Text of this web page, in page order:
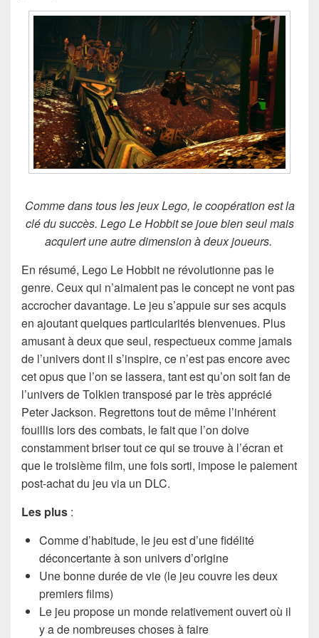
Comme dans tous les jeux Lego, le coopération est la
clé du succès. Lego Le Hobbit se joue bien seul mais
acquiert une autre dimension à deux joueurs.
En résumé, Lego Le Hobbit ne révolutionne pas le
genre. Ceux qui n’aimaient pas le concept ne vont pas
accrocher davantage. Le jeu s’appuie sur ses acquis
en ajoutant quelques particularités bienvenues. Plus
amusant à deux que seul, respectueux comme jamais
de l’univers dont il s’inspire, ce n’est pas encore avec
cet opus que l’on se lassera, tant est qu’on soit fan de
l’univers de Tolkien transposé par le très apprécié
Peter Jackson. Regrettons tout de même l’inhérent
fouillis lors des combats, le fait que l’on doive
constamment briser tout ce qui se trouve à l’écran et
que le troisième film, une fois sorti, impose le paiement
post-achat du jeu via un DLC.
Les plus :
Comme d’habitude, le jeu est d’une fidélité
déconcertante à son univers d’origine
Une bonne durée de vie (le jeu couvre les deux
premiers films)
Le jeu propose un monde relativement ouvert où il
y a de nombreuses choses à faire